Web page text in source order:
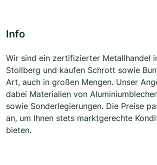
Info
Wir sind ein zertifizierter Metallhandel
Stollberg und kaufen Schrott sowie
Art, auch in großen Mengen. Unser
dabei Materialien von
sowie Sonderlegierungen. Die Preise
an, um Ihnen stets marktgerechte
bieten.